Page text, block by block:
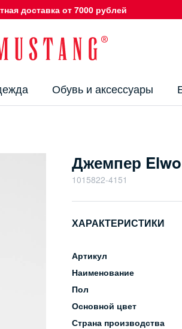
доставка от 7000 рублей
Обувь и аксессуары
Джемпер
1015822-4151
ХАРАКТЕРИСТИКИ
Артикул
Наименование
Пол
Основной цвет
Страна производства